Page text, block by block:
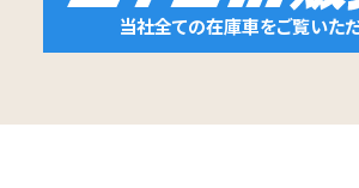
当社全ての在庫車をご覧いただ